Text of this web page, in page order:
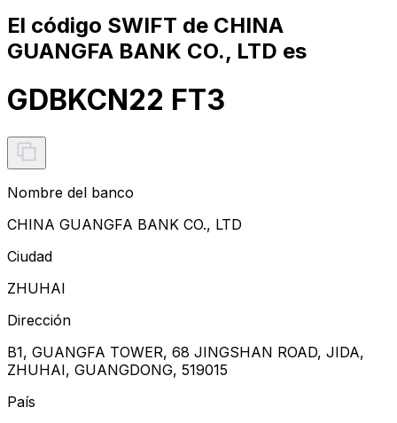
El código SWIFT de CHINA
GUANGFA BANK CO., LTD es
GDBKCN22 FT3
Nombre del banco
CHINA GUANGFA BANK CO., LTD
Ciudad
ZHUHAI
Dirección
B1, GUANGFA TOWER, 68 JINGSHAN ROAD, JIDA,
ZHUHAI, GUANGDONG, 519015
País